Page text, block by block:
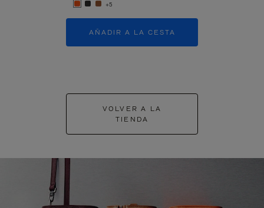
+5
AÑADIR A LA CESTA
VOLVER A LA
TIENDA